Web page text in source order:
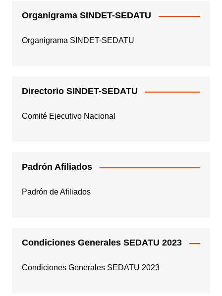
Organigrama SINDET-SEDATU
Organigrama SINDET-SEDATU
Directorio SINDET-SEDATU
Comité Ejecutivo Nacional
Padrón Afiliados
Padrón de Afiliados
Condiciones Generales SEDATU 2023
Condiciones Generales SEDATU 2023